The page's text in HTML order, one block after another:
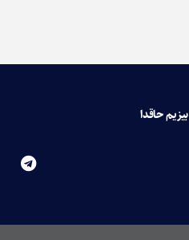
بیزیم حاقدا